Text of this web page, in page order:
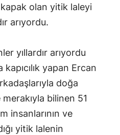
olan yitik laleyi
arıyordu.
yıllardır arıyordu
yapan Ercan
doğa
bilinen 51
insanlarının ve
yitik lalenin